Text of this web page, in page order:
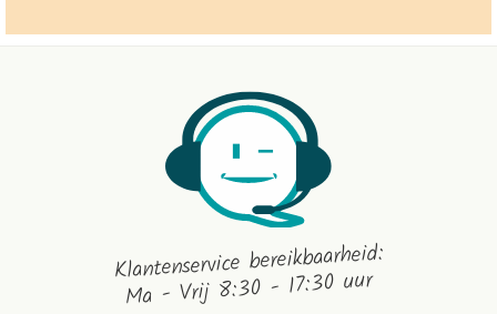
Klantenservice bereikbaarheid:
Ma - Vrij 8:30 - 17:30 uur